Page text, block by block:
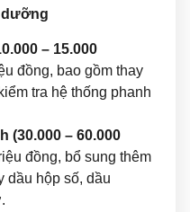
dưỡng
– 15.000
đồng, bao gồm thay
tra hệ thống phanh
(30.000 – 60.000
đồng, bổ sung thêm
dầu hộp số, dầu